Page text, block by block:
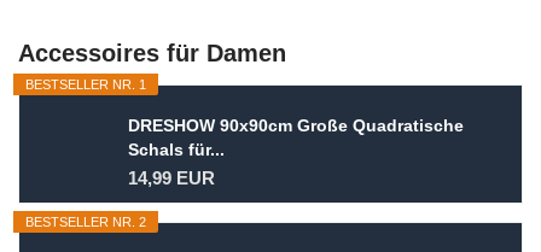
Accessoires für Damen
BESTSELLER NR. 1
DRESHOW 90x90cm Große Quadratische
Schals für...
14,99 EUR
BESTSELLER NR. 2